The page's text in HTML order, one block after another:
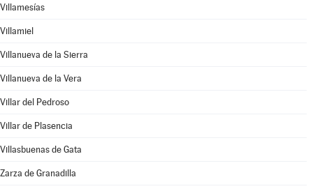
Villamesías
Villamiel
Villanueva de la Sierra
Villanueva de la Vera
Villar del Pedroso
Villar de Plasencia
Villasbuenas de Gata
Zarza de Granadilla